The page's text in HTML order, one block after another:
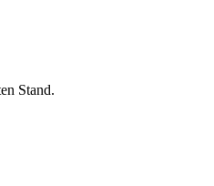
Stand.